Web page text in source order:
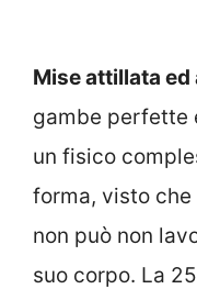
Mise attillata
gambe perfette
un fisico
forma, visto
non può non
suo corpo. La